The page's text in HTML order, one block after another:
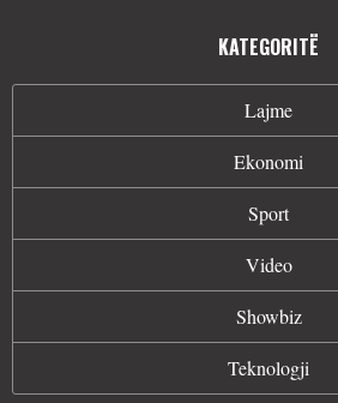
KATEGORITË
Lajme
Ekonomi
Sport
Video
Showbiz
Teknologji